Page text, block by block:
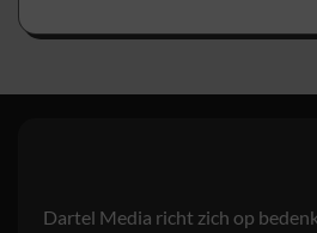
Dartel Media richt zich op